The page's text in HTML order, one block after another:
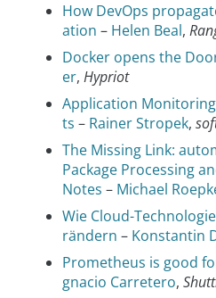
How DevOps
ation – Helen Beal,
Docker opens the
er, Hypriot
Application
ts – Rainer Stropek,
The Missing Link:
Package Processing
Notes – Michael
Wie Cloud-
rändern – Konstantin
Prometheus is good
gnacio Carretero,